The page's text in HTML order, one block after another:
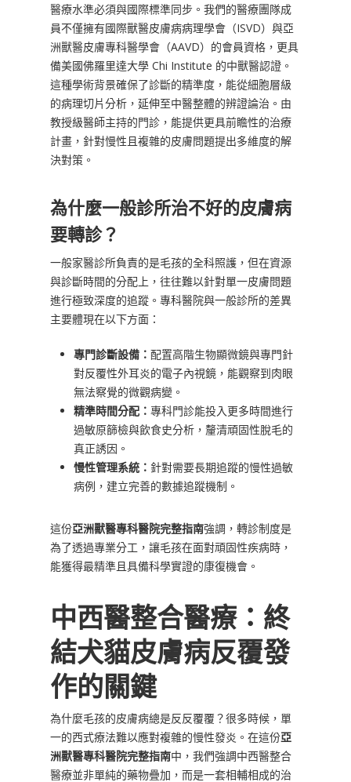
醫療水準必須與國際標準同步。我們的醫療團隊成
員不僅擁有國際獸醫皮膚病病理學會（ISVD）與亞
洲獸醫皮膚專科醫學會（AAVD）的會員資格，更具
備美國佛羅里達大學 Chi Institute 的中獸醫認證。
這種學術背景確保了診斷的精準度，能從細胞層級
的病理切片分析，延伸至中醫整體的辨證論治。由
教授級醫師主持的門診，能提供更具前瞻性的治療
計畫，針對慢性且複雜的皮膚問題提出多維度的解
決對策。
為什麼一般診所治不好的皮膚病
要轉診？
一般家醫診所負責的是毛孩的全科照護，但在資源
與診斷時間的分配上，往往難以針對單一皮膚問題
進行極致深度的追蹤。專科醫院與一般診所的差異
主要體現在以下方面：
專門診斷設備： 配置高階生物顯微鏡與專門針
對反覆性外耳炎的電子內視鏡，能觀察到肉眼
無法察覺的微觀病變。
精準時間分配： 專科門診能投入更多時間進行
過敏原篩檢與飲食史分析，釐清頑固性脫毛的
真正誘因。
慢性管理系統： 針對需要長期追蹤的慢性過敏
病例，建立完善的數據追蹤機制。
這份亞洲獸醫專科醫院完整指南強調，轉診制度是
為了透過專業分工，讓毛孩在面對頑固性疾病時，
能獲得最精準且具備科學實證的康復機會。
中西醫整合醫療：終
結犬貓皮膚病反覆發
作的關鍵
為什麼毛孩的皮膚病總是反反覆覆？很多時候，單
一的西式療法難以應對複雜的慢性發炎。在這份亞
洲獸醫專科醫院完整指南中，我們強調中西醫整合
醫療並非單純的藥物疊加，而是一套相輔相成的治